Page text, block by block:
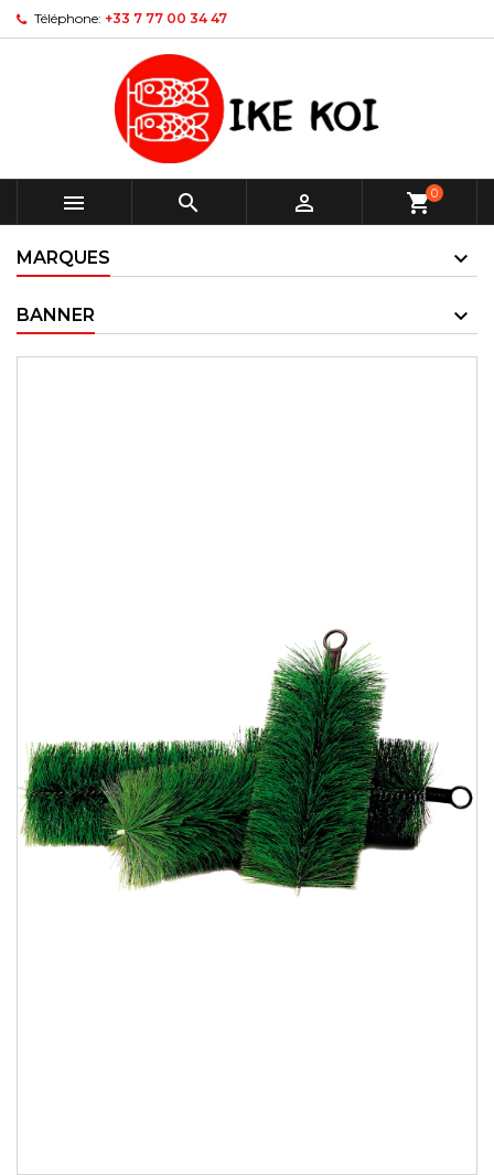
Téléphone: +33 7 77 00 34 47
   shopping_cart0
MARQUES
BANNER